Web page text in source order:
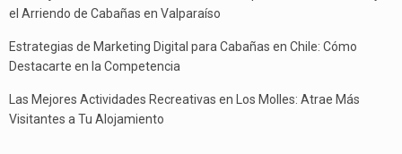
el Arriendo de Cabañas en Valparaíso
Estrategias de Marketing Digital para Cabañas en Chile: Cómo
Destacarte en la Competencia
Las Mejores Actividades Recreativas en Los Molles: Atrae Más
Visitantes a Tu Alojamiento